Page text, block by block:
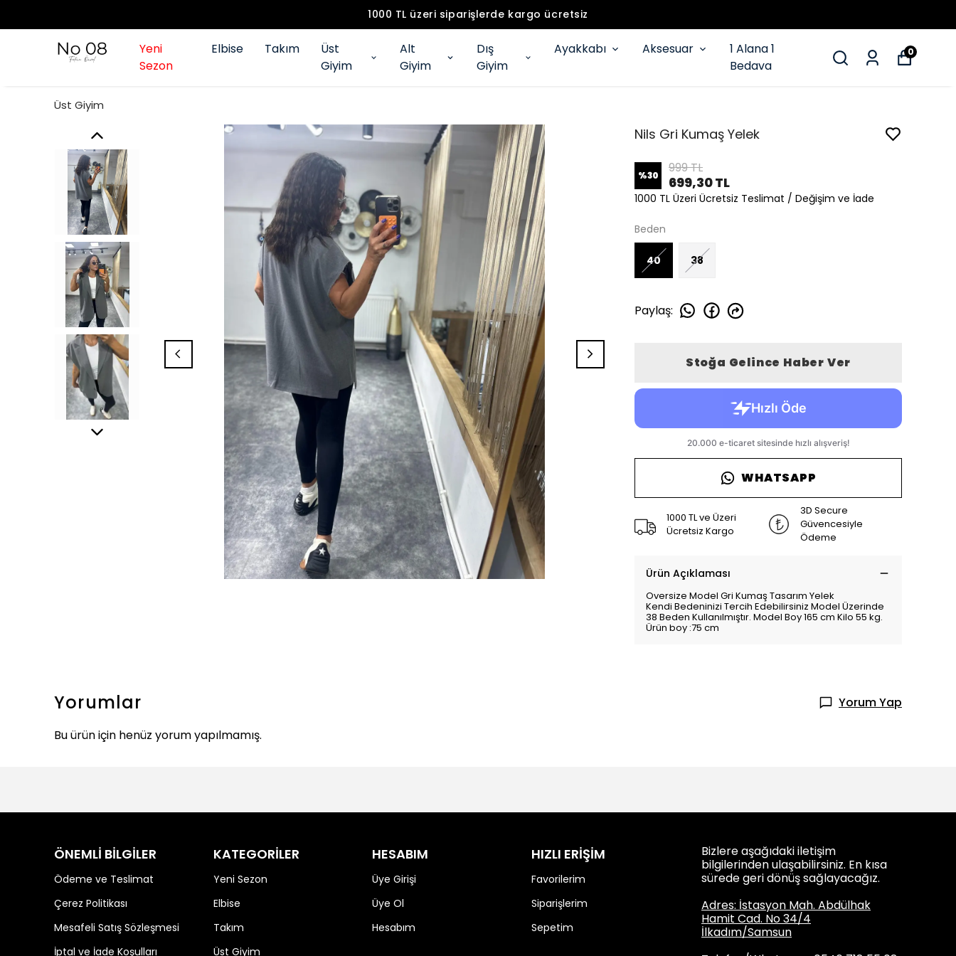
1000 TL üzeri siparişlerde kargo ücretsiz
Yeni
Sezon
Elbise Takım
Üst
Giyim
Alt
Giyim
Dış
Giyim
Ayakkabı Aksesuar
1 Alana 1
Bedava
0
Üst Giyim
Nils Gri Kumaş Yelek
%30 999 TL
699,30 TL
1000 TL Üzeri Ücretsiz Teslimat / Değişim ve İade
Beden
40 38
Paylaş:
Stoğa Gelince Haber Ver
WHATSAPP
1000 TL ve Üzeri
Ücretsiz Kargo
3D Secure
Güvencesiyle
Ödeme
Ürün Açıklaması
Oversize Model Gri Kumaş Tasarım Yelek
Kendi Bedeninizi Tercih Edebilirsiniz Model Üzerinde
38 Beden Kullanılmıştır. Model Boy 165 cm Kilo 55 kg.
Ürün boy :75 cm
Yorumlar
Yorum Yap
Bu ürün için henüz yorum yapılmamış.
ÖNEMLİ BİLGİLER
Ödeme ve Teslimat
Çerez Politikası
Mesafeli Satış Sözleşmesi
İptal ve İade Koşulları
KATEGORİLER
Yeni Sezon
Elbise
Takım
Üst Giyim
HESABIM
Üye Girişi
Üye Ol
Hesabım
HIZLI ERİŞİM
Favorilerim
Siparişlerim
Sepetim
Bizlere aşağıdaki iletişim
bilgilerinden ulaşabilirsiniz. En kısa
sürede geri dönüş sağlayacağız.
Adres: İstasyon Mah. Abdülhak
Hamit Cad. No 34/4
İlkadım/Samsun